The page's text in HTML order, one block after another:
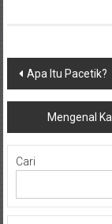
Navigasi
pos
Apa Itu Pacetik?
Mengenal
Cari